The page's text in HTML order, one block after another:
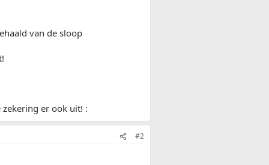
van de sloop
er ook uit! :
#2